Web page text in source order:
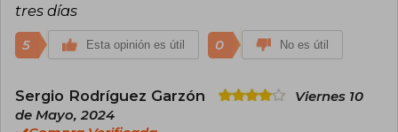
tres días
5 Esta opinión es útil 0 No es útil
Sergio Rodríguez Garzón
Viernes 10
de Mayo, 2024